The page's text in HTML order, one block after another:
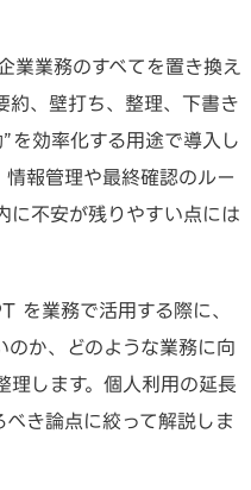
業務のすべてを置き換え
約、壁打ち、整理、下書き
を効率化する用途で導入し
情報管理や最終確認のルー
に不安が残りやすい点には
を業務で活用する際に、
のか、どのような業務に向
理します。個人利用の延長
べき論点に絞って解説しま